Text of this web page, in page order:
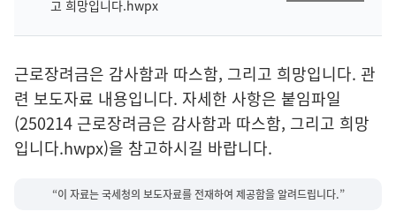
고 희망입니다.hwpx
근로장려금은 감사함과 따스함, 그리고 희망입니다. 관
련 보도자료 내용입니다. 자세한 사항은 붙임파일
(250214 근로장려금은 감사함과 따스함, 그리고 희망
입니다.hwpx)을 참고하시길 바랍니다.
“이 자료는 국세청의 보도자료를 전재하여 제공함을 알려드립니다.”